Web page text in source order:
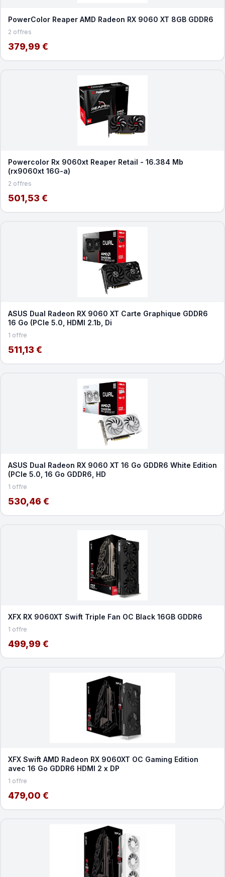
PowerColor Reaper AMD Radeon RX 9060 XT 8GB GDDR6
2 offres
379,99 €
Powercolor Rx 9060xt Reaper Retail - 16.384 Mb
(rx9060xt 16G-a)
2 offres
501,53 €
ASUS Dual Radeon RX 9060 XT Carte Graphique GDDR6
16 Go (PCIe 5.0, HDMI 2.1b, Di
1 offre
511,13 €
ASUS Dual Radeon RX 9060 XT 16 Go GDDR6 White Edition
(PCIe 5.0, 16 Go GDDR6, HD
1 offre
530,46 €
XFX RX 9060XT Swift Triple Fan OC Black 16GB GDDR6
1 offre
499,99 €
XFX Swift AMD Radeon RX 9060XT OC Gaming Edition
avec 16 Go GDDR6 HDMI 2 x DP
1 offre
479,00 €